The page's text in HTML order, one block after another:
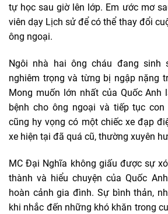
tự học sau giờ lên lớp. Em ước mơ
viên dạy Lịch sử để có thể thay đổi
ông ngoại.
Ngôi nhà hai ông cháu đang sinh
nghiêm trọng và từng bị ngập nặng
Mong muốn lớn nhất của Quốc Anh
bệnh cho ông ngoại và tiếp tục
cũng hy vọng có một chiếc xe đạp
xe hiện tại đã quá cũ, thường xuyên
MC Đại Nghĩa không giấu được sự
thành và hiểu chuyện của Quốc
hoàn cảnh gia đình. Sự bình thản,
khi nhắc đến những khó khăn trong